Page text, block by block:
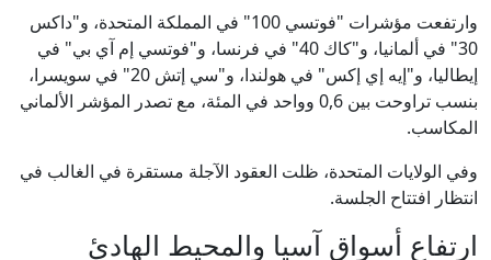
وارتفعت مؤشرات "فوتسي 100" في المملكة المتحدة، و"داكس
30" في ألمانيا، و"كاك 40" في فرنسا، و"فوتسي إم آي بي" في
إيطاليا، و"إيه إي إكس" في هولندا، و"سي إتش 20" في سويسرا،
بنسب تراوحت بين 0,6 وواحد في المئة، مع تصدر المؤشر الألماني
المكاسب.
وفي الولايات المتحدة، ظلت العقود الآجلة مستقرة في الغالب في
انتظار افتتاح الجلسة.
ارتفاع أسواق آسيا والمحيط الهادئ